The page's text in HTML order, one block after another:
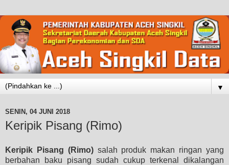
▼
SENIN, 04 JUNI 2018
Keripik Pisang (Rimo)
Keripik Pisang (Rimo)salah produk makan ringan yang
berbahan baku pisang sudah cukup terkenal dikalangan